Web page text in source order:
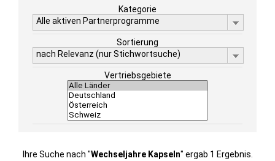
Kategorie
Alle aktiven Partnerprogramme
Sortierung
nach Relevanz (nur Stichwortsuche)
Vertriebsgebiete
Ihre Suche nach "Wechseljahre Kapseln" ergab 1 Ergebnis.